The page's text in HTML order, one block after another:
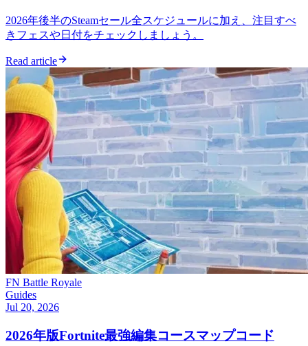
2026年後半のSteamセール全スケジュールに加え、注目すべ
きフェスや日付をチェックしましょう。
Read article
FN Battle Royale
Guides
Jul 20, 2026
2026年版Fortnite最強編集コースマップコード